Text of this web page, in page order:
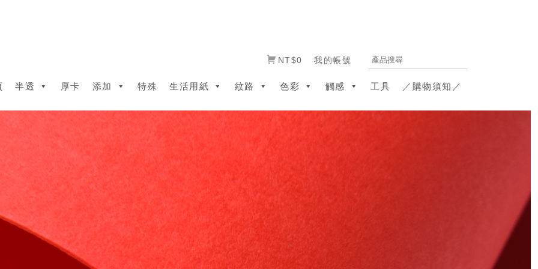
NT$0 我的帳號
半透 厚卡 添加 特殊 生活用紙 紋路 色彩 觸感 工具 ／購物須知／